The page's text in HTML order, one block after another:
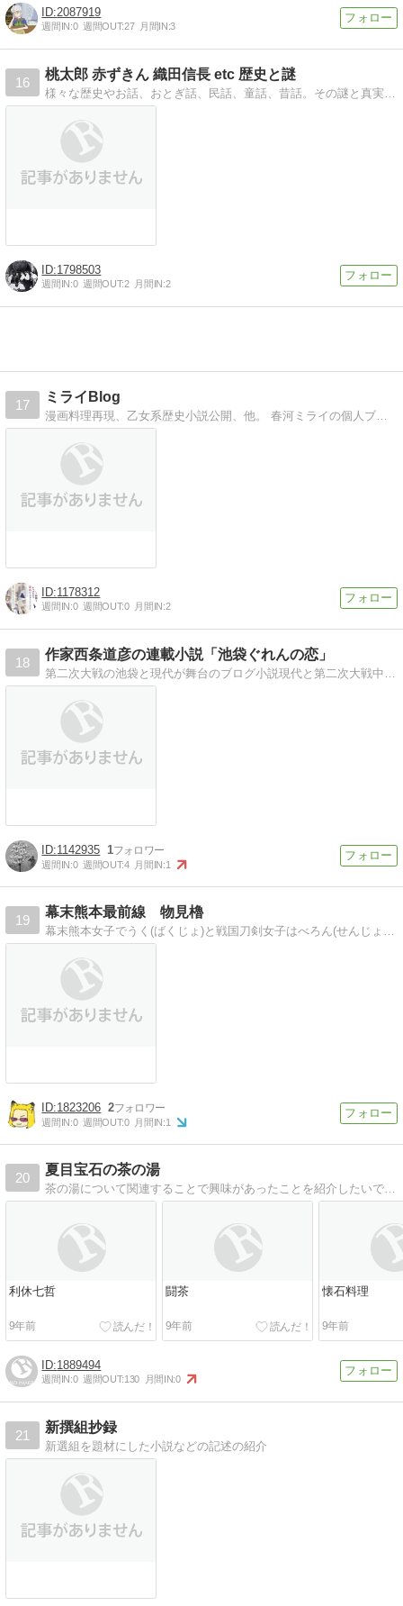
2087919
週間IN:0 週間OUT:27 月間IN:3
16
桃太郎 赤ずきん 織田信長 etc 歴史と謎
1798503
週間IN:0 週間OUT:2 月間IN:2
17
ミライBlog
漫画料理再現、乙女系歴史小説公開、他。 春河ミライの個人ブログです。お仕事の告知、漫画料理再現、乙女系歴史小説、他。
1178312
週間IN:0 週間OUT:0 月間IN:2
18
作家西条道彦の連載小説「池袋ぐれんの恋」
1142935 1
週間IN:0 週間OUT:4 月間IN:1
19
幕末熊本最前線 物見櫓
1823206 2
週間IN:0 週間OUT:0 月間IN:1
20
夏目宝石の茶の湯
茶の湯について関連することで興味があったことを紹介したいです。
利休七哲
9年前
闘茶
9年前
懐石料理
9年前
1889494
週間IN:0 週間OUT:130 月間IN:0
21
新撰組抄録
新選組を題材にした小説などの記述の紹介